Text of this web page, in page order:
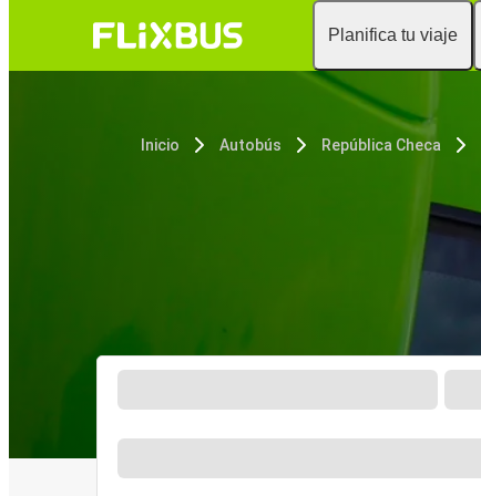
Planifica tu viaje
Inicio Autobús República Checa